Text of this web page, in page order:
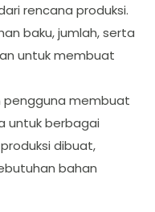
rencana produksi.
baku, jumlah, serta
untuk membuat
pengguna membuat
untuk berbagai
dibuat,
bahan